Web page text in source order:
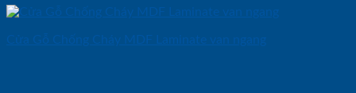
Cửa Gỗ Chống Cháy MDF Laminate van ngang